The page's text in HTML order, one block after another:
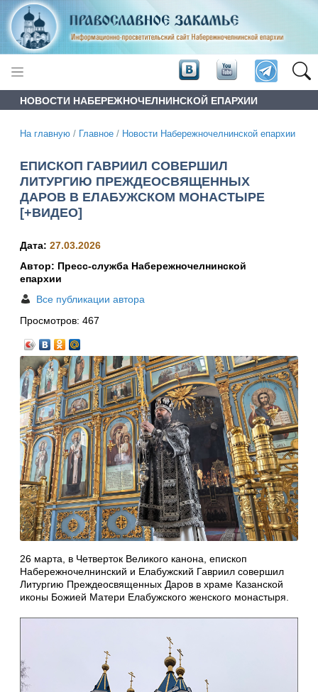
НОВОСТИ НАБЕРЕЖНОЧЕЛНИНСКОЙ ЕПАРХИИ
На главную / Главное / Новости Набережночелнинской епархии
ЕПИСКОП ГАВРИИЛ СОВЕРШИЛ
ЛИТУРГИЮ ПРЕЖДЕОСВЯЩЕННЫХ
ДАРОВ В ЕЛАБУЖСКОМ МОНАСТЫРЕ
[+ВИДЕО]
Дата: 27.03.2026
Автор: Пресс-служба Набережночелнинской
епархии
Все публикации автора
Просмотров: 467
26 марта, в Четверток Великого канона, епископ
Набережночелнинский и Елабужский Гавриил совершил
Литургию Преждеосвященных Даров в храме Казанской
иконы Божией Матери Елабужского женского монастыря.